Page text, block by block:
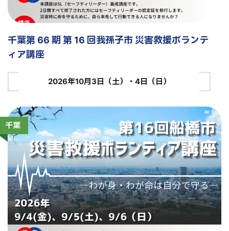
千葉第 66 期 第 16 回我孫子市 災害救援ボランテ
ィア講座
2026年10月3日（土）・4日（日）
千葉